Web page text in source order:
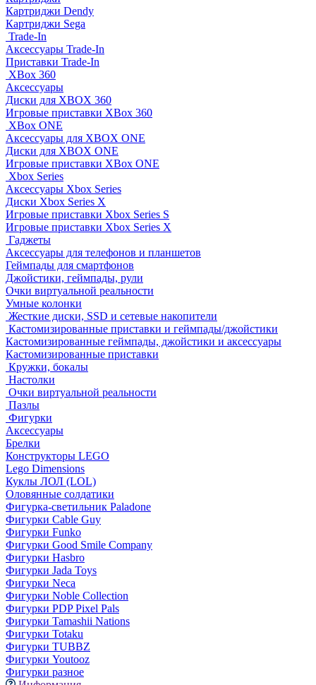
Картриджи Dendy
Картриджи Sega
Trade-In
Аксессуары Trade-In
Приставки Trade-In
XBox 360
Аксессуары
Диски для XBOX 360
Игровые приставки XBox 360
XBox ONE
Аксессуары для XBOX ONE
Диски для XBOX ONE
Игровые приставки XBox ONE
Xbox Series
Аксессуары Xbox Series
Диски Xbox Series X
Игровые приставки Xbox Series S
Игровые приставки Xbox Series X
Гаджеты
Аксессуары для телефонов и планшетов
Геймпады для смартфонов
Джойстики, геймпады, рули
Очки виртуальной реальности
Умные колонки
Жесткие диски, SSD и сетевые накопители
Кастомизированные приставки и геймпады/джойстики
Кастомизированные геймпады, джойстики и аксессуары
Кастомизированные приставки
Кружки, бокалы
Настолки
Очки виртуальной реальности
Пазлы
Фигурки
Аксессуары
Брелки
Конструкторы LEGO
Lego Dimensions
Куклы ЛОЛ (LOL)
Оловянные солдатики
Фигурка-светильник Paladone
Фигурки Cable Guy
Фигурки Funko
Фигурки Good Smile Company
Фигурки Hasbro
Фигурки Jada Toys
Фигурки Neca
Фигурки Noble Collection
Фигурки PDP Pixel Pals
Фигурки Tamashii Nations
Фигурки Totaku
Фигурки TUBBZ
Фигурки Youtooz
Фигурки разное